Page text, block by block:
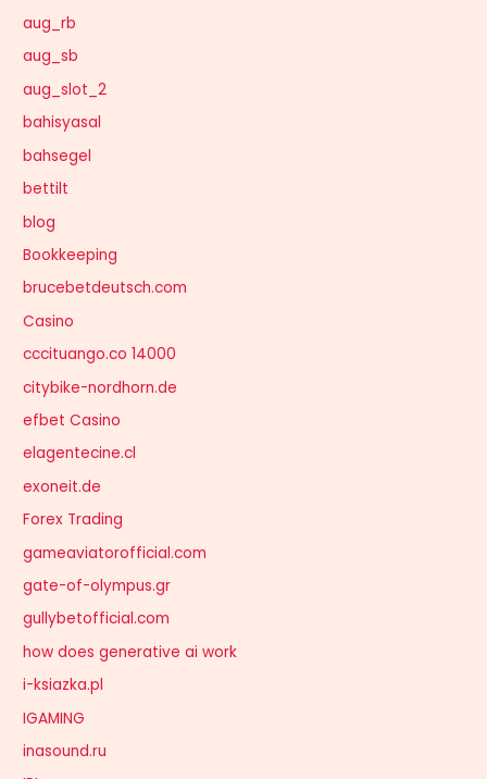
aug_rb
aug_sb
aug_slot_2
bahisyasal
bahsegel
bettilt
blog
Bookkeeping
brucebetdeutsch.com
Casino
cccituango.co 14000
citybike-nordhorn.de
efbet Casino
elagentecine.cl
exoneit.de
Forex Trading
gameaviatorofficial.com
gate-of-olympus.gr
gullybetofficial.com
how does generative ai work
i-ksiazka.pl
IGAMING
inasound.ru